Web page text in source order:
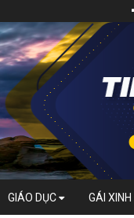
GIÁO DỤC GÁI XINH